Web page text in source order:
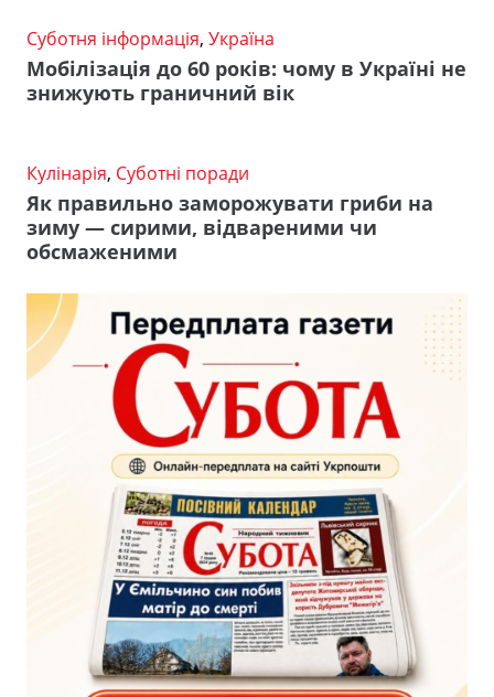
Суботня інформація, Україна
Мобілізація до 60 років: чому в Україні не
знижують граничний вік
Кулінарія, Суботні поради
Як правильно заморожувати гриби на
зиму — сирими, відвареними чи
обсмаженими